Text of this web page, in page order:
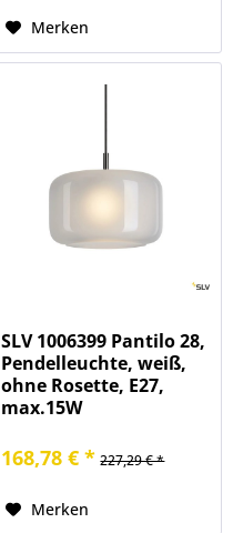
Merken
SLV 1006399 Pantilo 28,
Pendelleuchte, weiß,
ohne Rosette, E27,
max.15W
168,78 € * 227,29 € *
Merken